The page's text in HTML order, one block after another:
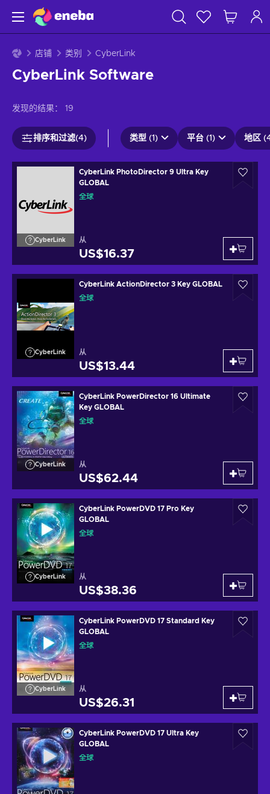
店铺 类别 CyberLink
CyberLink Software
发现的结果： 19
排序和过滤(4) 类型 (1) 平台 (1) 地区
CyberLink
CyberLink PhotoDirector 9 Ultra Key
GLOBAL
全球
从
US$16.37
CyberLink
CyberLink ActionDirector 3 Key GLOBAL
全球
从
US$13.44
CyberLink
CyberLink PowerDirector 16 Ultimate
Key GLOBAL
全球
从
US$62.44
CyberLink
CyberLink PowerDVD 17 Pro Key
GLOBAL
全球
从
US$38.36
CyberLink
CyberLink PowerDVD 17 Standard Key
GLOBAL
全球
从
US$26.31
CyberLink PowerDVD 17 Ultra Key
GLOBAL
全球